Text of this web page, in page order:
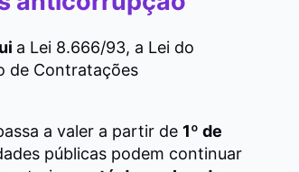
a Lei 8.666/93, a Lei do
de Contratações
a valer a partir de 1º de
públicas podem continuar